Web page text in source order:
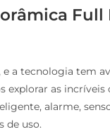
a tecnologia tem
explorar as incríveis
alarme,
de uso.